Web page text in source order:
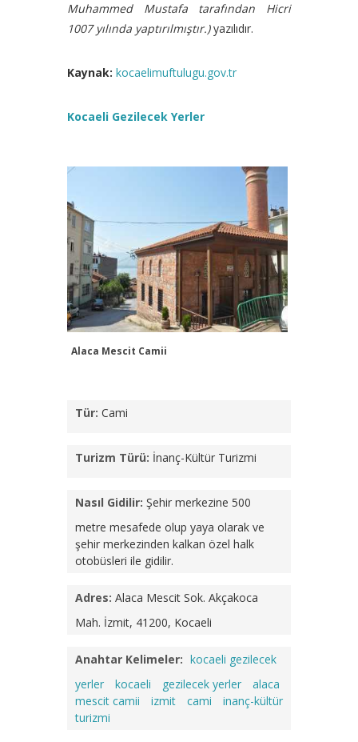
Muhammed Mustafa tarafından Hicri
1007 yılında yaptırılmıştır.)yazılıdır.
Kaynak: kocaelimuftulugu.gov.tr
Kocaeli Gezilecek Yerler
Alaca Mescit Camii
Tür: Cami
Turizm Türü: İnanç-Kültür Turizmi
Nasıl Gidilir: Şehir merkezine 500
metre mesafede olup yaya olarak ve
şehir merkezinden kalkan özel halk
otobüsleri ile gidilir.
Adres: Alaca Mescit Sok. Akçakoca
Mah. İzmit, 41200, Kocaeli
Anahtar Kelimeler: kocaeli gezilecek
yerler
kocaeli gezilecek yerler
alaca
mescit camii
izmit cami
inanç-kültür
turizmi